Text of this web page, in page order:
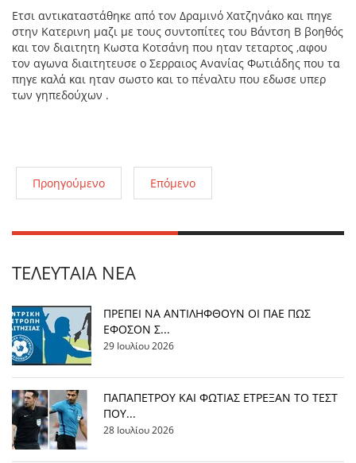
Ετσι αντικαταστάθηκε από τον Δραμινό Χατζηνάκο και πηγε
στην Κατερινη μαζι με τους συντοπίτες του Βάντση Β βοηθός
και τον διαιτητη Κωστα Κοτσάνη που ηταν τεταρτος ,αφου
τον αγωνα διαιτητευσε ο Σερραιος Ανανίας Φωτιάδης που τα
πηγε καλά και ηταν σωστο και το πέναλτυ που εδωσε υπερ
των γηπεδούχων .
Προηγούμενο Επόμενο
ΤΕΛΕΥΤΑΊΑ ΝΈΑ
ΠΡΕΠΕΙ ΝΑ ΑΝΤΙΛΗΦΘΟΥΝ ΟΙ ΠΑΕ ΠΩΣ
ΕΦΟΣΟΝ Σ...
29 Ιουλίου 2026
ΠΑΠΑΠΕΤΡΟΥ ΚΑΙ ΦΩΤΙΑΣ ΕΤΡΕΞΑΝ ΤΟ ΤΕΣΤ
ΠΟΥ...
28 Ιουλίου 2026